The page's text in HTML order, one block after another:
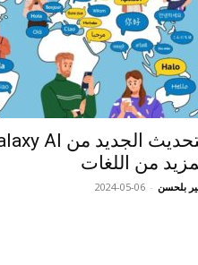
من اللغات
بلحسن -
2024-05-06